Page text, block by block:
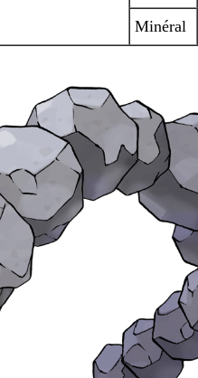
Minéral